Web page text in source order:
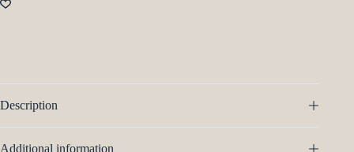
Description
Additional information